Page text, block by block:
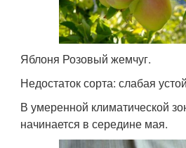
Яблоня Розовый жемчуг.
Недостаток сорта: слабая
В умеренной климатической
начинается в середине мая.